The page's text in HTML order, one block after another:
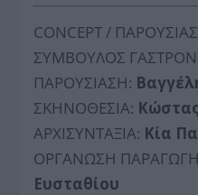
CONCEPT /
ΣΥΜΒΟΥΛΟΣ
ΠΑΡΟΥΣΙΑΣΗ:
ΣΚΗΝΟΘΕΣΙΑ:
ΑΡΧΙΣΥΝΤΑΞΙΑ: Κία
ΟΡΓΑΝΩΣΗ
Ευσταθίου